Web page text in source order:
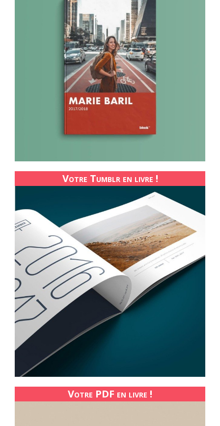
Votre Tumblr en livre !
Votre PDF en livre !